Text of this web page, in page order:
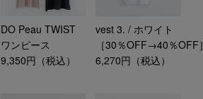
DO Peau TWIST
ワンピース
9,350円（税込）
vest 3. / ホワイト
［30％OFF→40％OFF
6,270円（税込）